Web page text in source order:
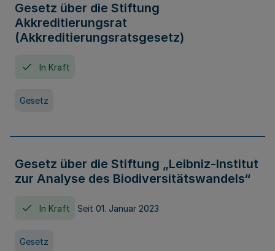
Gesetz über die Stiftung
Akkreditierungsrat
(Akkreditierungsratsgesetz)
In Kraft
Gesetz
Gesetz über die Stiftung „Leibniz-Institut
zur Analyse des Biodiversitätswandels“
In Kraft Seit 01. Januar 2023
Gesetz